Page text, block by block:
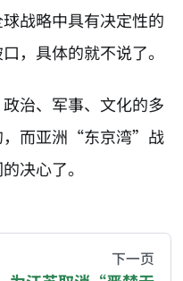
战略中具有决定性的
，具体的就不说了。
治、军事、文化的多
，而亚洲“东京湾”战
决心了。
chzhshch.blog, a
下一页